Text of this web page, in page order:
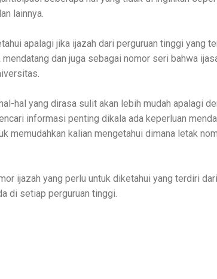
lainnya.
apalagi jika ijazah dari perguruan tinggi yang
dan juga sebagai nomor seri bahwa
hal yang dirasa sulit akan lebih mudah apalagi
informasi penting dikala ada keperluan
memudahkan kalian mengetahui dimana letak
ijazah yang perlu untuk diketahui yang terdiri dari
di setiap perguruan tinggi.